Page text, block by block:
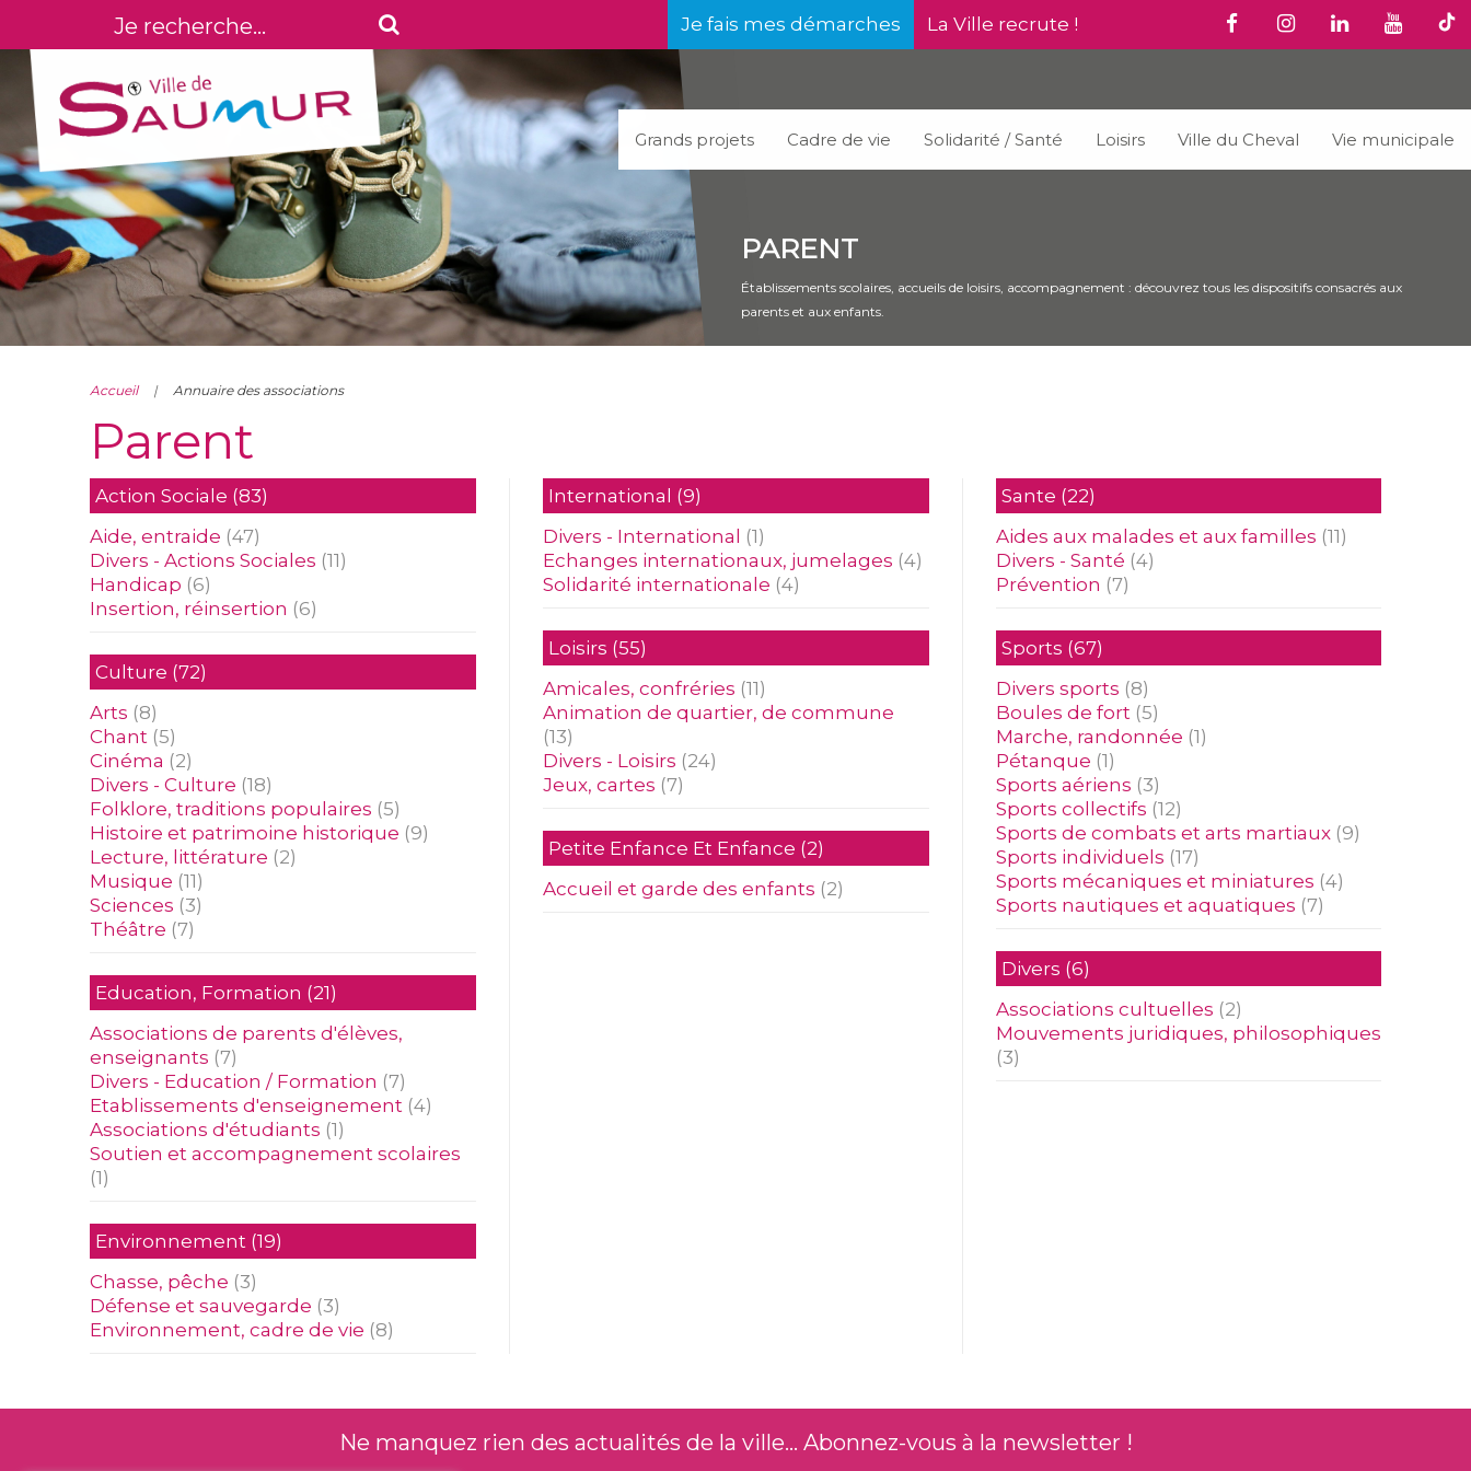
Je fais mes démarches La Ville recrute !
Grands projets Cadre de vie Solidarité / Santé Loisirs Ville du Cheval Vie municipale
PARENT
Établissements scolaires, accueils de loisirs, accompagnement : découvrez tous les dispositifs consacrés aux
parents et aux enfants.
Accueil Annuaire des associations
Parent
Action Sociale (83)
Aide, entraide (47)
Divers - Actions Sociales (11)
Handicap (6)
Insertion, réinsertion (6)
Culture (72)
Arts (8)
Chant (5)
Cinéma (2)
Divers - Culture (18)
Folklore, traditions populaires (5)
Histoire et patrimoine historique (9)
Lecture, littérature (2)
Musique (11)
Sciences (3)
Théâtre (7)
Education, Formation (21)
Associations de parents d'élèves,
enseignants (7)
Divers - Education / Formation (7)
Etablissements d'enseignement (4)
Associations d'étudiants (1)
Soutien et accompagnement scolaires
(1)
Environnement (19)
Chasse, pêche (3)
Défense et sauvegarde (3)
Environnement, cadre de vie (8)
International (9)
Divers - International
(1)
Echanges internationaux, jumelages (4)
Solidarité internationale (4)
Loisirs (55)
Amicales, confréries (11)
Animation de quartier, de commune
(13)
Divers - Loisirs (24)
Jeux, cartes (7)
Petite Enfance Et Enfance (2)
Accueil et garde des enfants (2)
Sante (22)
Aides aux malades et aux familles (11)
Divers - Santé (4)
Prévention (7)
Sports (67)
Divers sports (8)
Boules de fort (5)
Marche, randonnée (1)
Pétanque (1)
Sports aériens (3)
Sports collectifs (12)
Sports de combats et arts martiaux (9)
Sports individuels (17)
Sports mécaniques et miniatures (4)
Sports nautiques et aquatiques (7)
Divers (6)
Associations cultuelles (2)
Mouvements juridiques, philosophiques
(3)
Ne manquez rien des actualités de la ville... Abonnez-vous à la newsletter !